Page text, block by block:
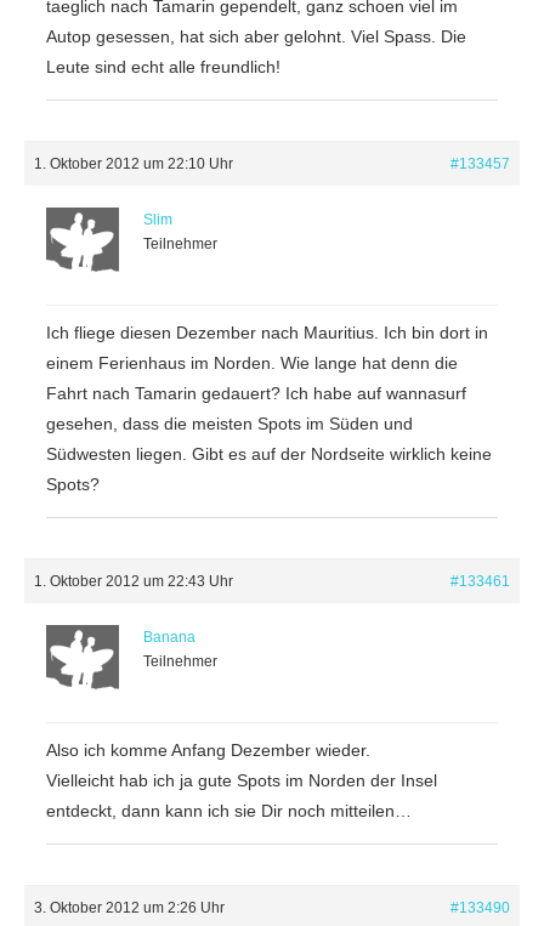
taeglich nach Tamarin gependelt, ganz schoen viel im
Autop gesessen, hat sich aber gelohnt. Viel Spass. Die
Leute sind echt alle freundlich!
1. Oktober 2012 um 22:10 Uhr #133457
Slim
Teilnehmer
Ich fliege diesen Dezember nach Mauritius. Ich bin dort in
einem Ferienhaus im Norden. Wie lange hat denn die
Fahrt nach Tamarin gedauert? Ich habe auf wannasurf
gesehen, dass die meisten Spots im Süden und
Südwesten liegen. Gibt es auf der Nordseite wirklich keine
Spots?
1. Oktober 2012 um 22:43 Uhr #133461
Banana
Teilnehmer
Also ich komme Anfang Dezember wieder.
Vielleicht hab ich ja gute Spots im Norden der Insel
entdeckt, dann kann ich sie Dir noch mitteilen…
3. Oktober 2012 um 2:26 Uhr #133490